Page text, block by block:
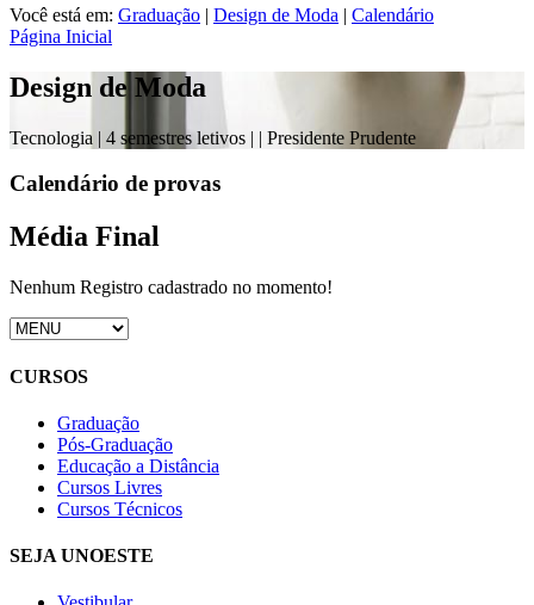
Você está em: Graduação | Design de Moda | Calendário
Página Inicial
Design de Moda
Tecnologia | 4 semestres letivos | | Presidente Prudente
Calendário de provas
Média Final
Nenhum Registro cadastrado no momento!
CURSOS
Graduação
Pós-Graduação
Educação a Distância
Cursos Livres
Cursos Técnicos
SEJA UNOESTE